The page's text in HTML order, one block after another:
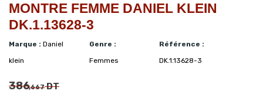
MONTRE FEMME DANIEL KLEIN
DK.1.13628-3
Marque : Daniel
klein
Genre :
Femmes
Référence :
DK.1.13628-3
386,667DT